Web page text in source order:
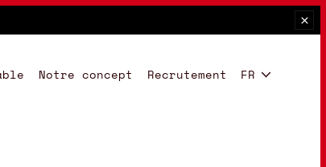
Notre concept Recrutement FR